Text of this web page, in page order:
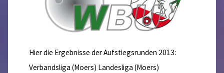
Hier die Ergebnisse der Aufstiegsrunden 2013:
Verbandsliga (Moers) Landesliga (Moers)